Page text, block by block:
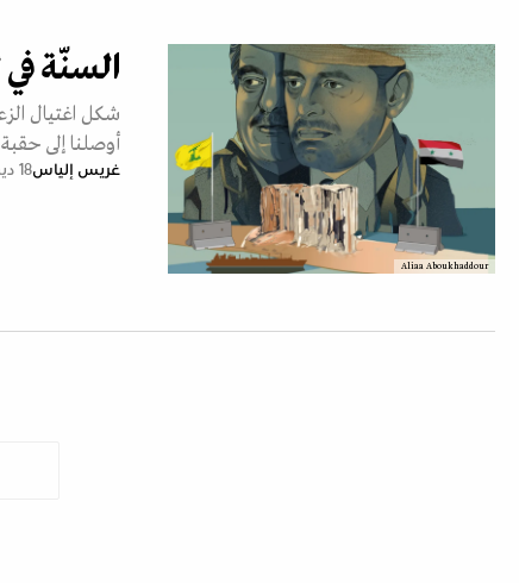
Aliaa Aboukhaddour
السنّة في
أوصلنا إلى
غريس إلياس18 ديسمبر 2023